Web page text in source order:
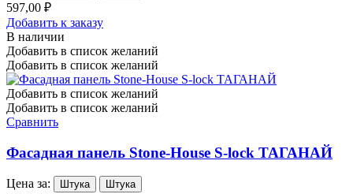
597,00 ₽
Добавить к заказу
В наличии
Добавить в список желаний
Добавить в список желаний
Добавить в список желаний
Добавить в список желаний
Сравнить
Фасадная панель Stone-House S-lock ТАГАНАЙ
Цена за: Штука Штука